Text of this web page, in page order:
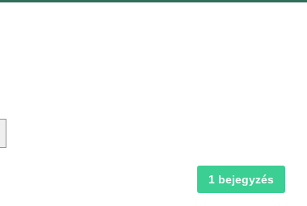
1 bejegyzés